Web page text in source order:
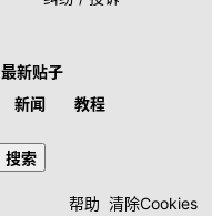
最新贴子
新闻 教程
搜索
帮助 清除Cookies